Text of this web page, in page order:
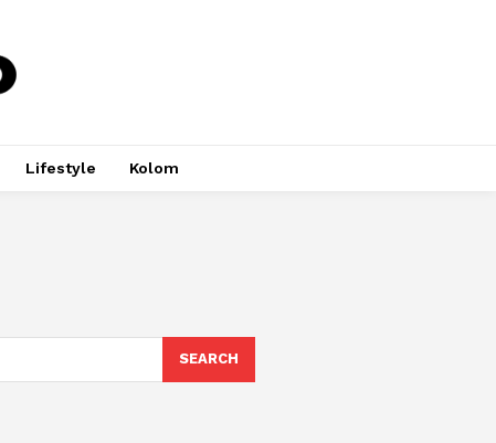
Lifestyle Kolom
SEARCH